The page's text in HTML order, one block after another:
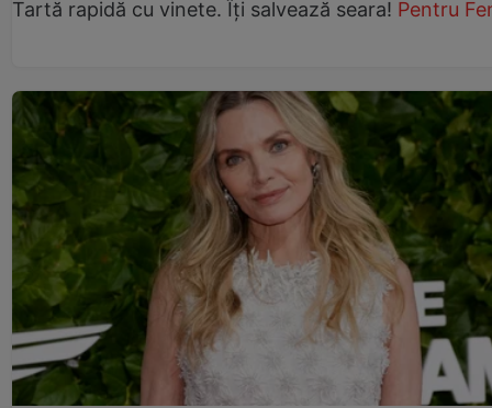
Tartă rapidă cu vinete. Îți salvează seara! Pentru